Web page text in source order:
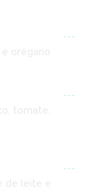
---
orégano
---
tomate,
---
de leite e